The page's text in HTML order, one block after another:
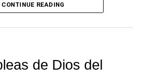
del Espíritu Santo para generar un
para impulsar la fe en las
CONTINUE READING
de Dios del